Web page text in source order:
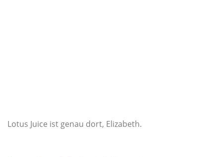
Lotus Juice ist genau dort, Elizabeth.